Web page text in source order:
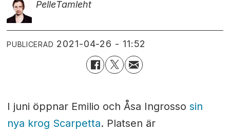
PelleTamleht
PUBLICERAD 2021-04-26 - 11:52
I juni öppnar Emilio och Åsa Ingrosso sin
nya krog Scarpetta. Platsen är